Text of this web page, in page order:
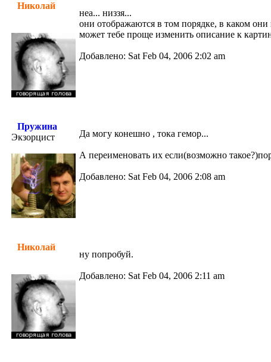
Николай
неа... низзя...
они отображаются в том порядке, в каком они
может тебе проще изменить описание к
Добавлено: Sat Feb 04, 2006 2:02 am
Пружина
Экзорцист
Да могу конешно , тока гемор...
А переименовать их если(возможно
Добавлено: Sat Feb 04, 2006 2:08 am
Николай
ну попробуй.
Добавлено: Sat Feb 04, 2006 2:11 am